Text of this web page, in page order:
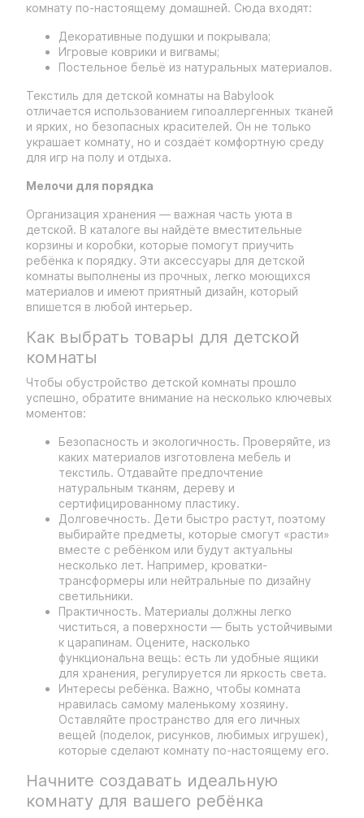
комнату по-настоящему домашней. Сюда входят:
Декоративные подушки и покрывала;
Игровые коврики и вигвамы;
Постельное бельё из натуральных материалов.
Текстиль для детской комнаты на Babylook
отличается использованием гипоаллергенных тканей
и ярких, но безопасных красителей. Он не только
украшает комнату, но и создаёт комфортную среду
для игр на полу и отдыха.
Мелочи для порядка
Организация хранения — важная часть уюта в
детской. В каталоге вы найдёте вместительные
корзины и коробки, которые помогут приучить
ребёнка к порядку. Эти аксессуары для детской
комнаты выполнены из прочных, легко моющихся
материалов и имеют приятный дизайн, который
впишется в любой интерьер.
Как выбрать товары для детской
комнаты
Чтобы обустройство детской комнаты прошло
успешно, обратите внимание на несколько ключевых
моментов:
Безопасность и экологичность. Проверяйте, из
каких материалов изготовлена мебель и
текстиль. Отдавайте предпочтение
натуральным тканям, дереву и
сертифицированному пластику.
Долговечность. Дети быстро растут, поэтому
выбирайте предметы, которые смогут «расти»
вместе с ребёнком или будут актуальны
несколько лет. Например, кроватки-
трансформеры или нейтральные по дизайну
светильники.
Практичность. Материалы должны легко
чиститься, а поверхности — быть устойчивыми
к царапинам. Оцените, насколько
функциональна вещь: есть ли удобные ящики
для хранения, регулируется ли яркость света.
Интересы ребёнка. Важно, чтобы комната
нравилась самому маленькому хозяину.
Оставляйте пространство для его личных
вещей (поделок, рисунков, любимых игрушек),
которые сделают комнату по-настоящему его.
Начните создавать идеальную
комнату для вашего ребёнка